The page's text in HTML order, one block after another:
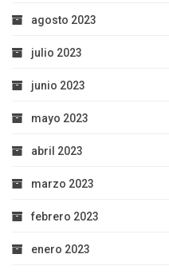
agosto 2023
julio 2023
junio 2023
mayo 2023
abril 2023
marzo 2023
febrero 2023
enero 2023